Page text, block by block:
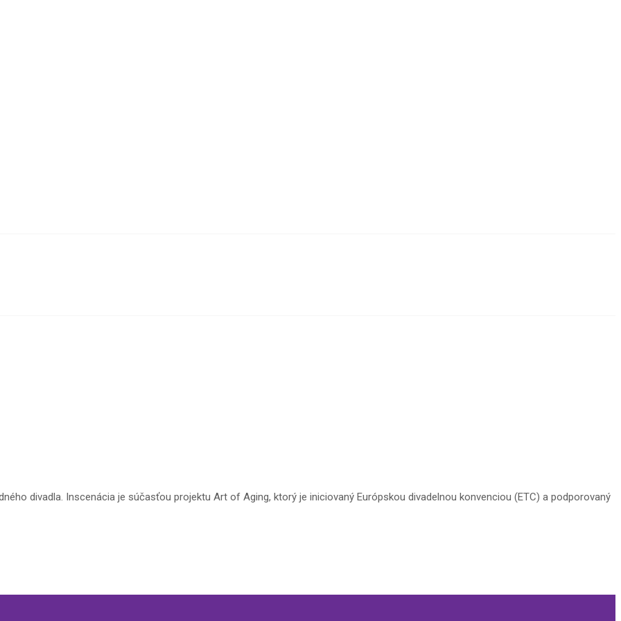
divadla. Inscenácia je súčasťou projektu Art of Aging, ktorý je iniciovaný Európskou divadelnou konvenciou (ETC) a podporovaný